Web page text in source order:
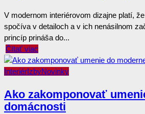
V modernom interiérovom dizajne platí,
spočíva v detailoch a v ich nenásilnom
princíp prináša do...
Čítať viac
InteriérIzbyNovinky
Ako zakomponovať
domácnosti